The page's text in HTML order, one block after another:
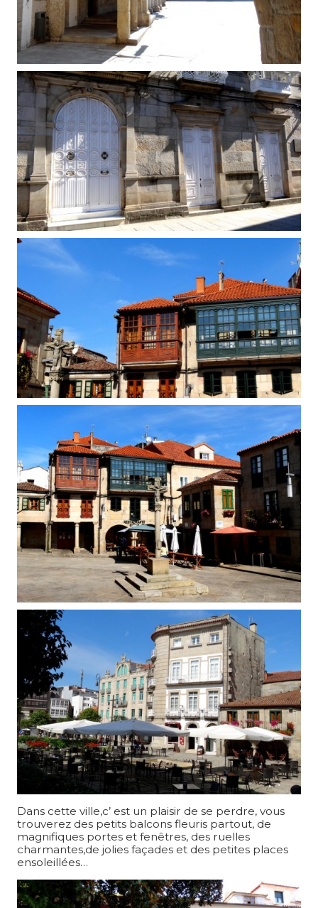
Dans cette ville,c’ est un plaisir de se perdre, vous
trouverez des petits balcons fleuris partout, de
magnifiques portes et fenêtres, des ruelles
charmantes,de jolies façades et des petites places
ensoleillées…